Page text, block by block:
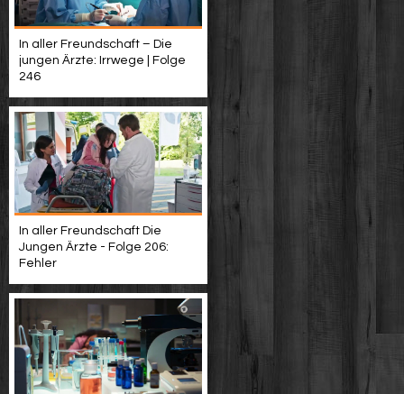
In aller Freundschaft – Die
jungen Ärzte: Irrwege | Folge
246
In aller Freundschaft Die
Jungen Ärzte - Folge 206:
Fehler